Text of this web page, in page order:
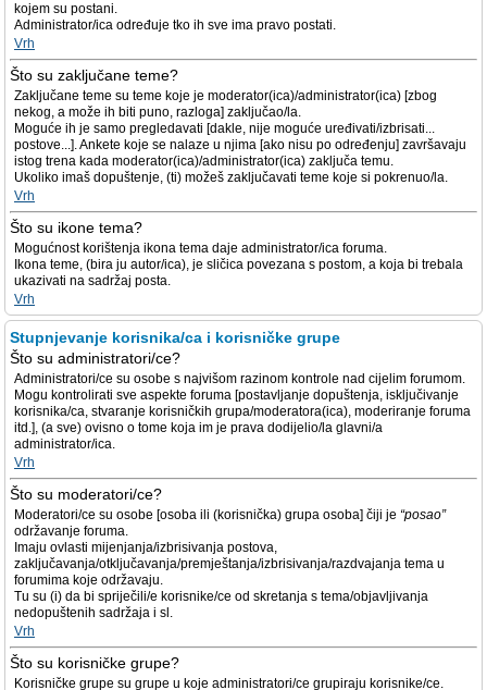
kojem su postani.
Administrator/ica određuje tko ih sve ima pravo postati.
Vrh
Što su zaključane teme?
Zaključane teme su teme koje je moderator(ica)/administrator(ica) [zbog
nekog, a može ih biti puno, razloga] zaključao/la.
Moguće ih je samo pregledavati [dakle, nije moguće uređivati/izbrisati...
postove...]. Ankete koje se nalaze u njima [ako nisu po određenju] završavaju
istog trena kada moderator(ica)/administrator(ica) zaključa temu.
Ukoliko imaš dopuštenje, (ti) možeš zaključavati teme koje si pokrenuo/la.
Vrh
Što su ikone tema?
Mogućnost korištenja ikona tema daje administrator/ica foruma.
Ikona teme, (bira ju autor/ica), je sličica povezana s postom, a koja bi trebala
ukazivati na sadržaj posta.
Vrh
Stupnjevanje korisnika/ca i korisničke grupe
Što su administratori/ce?
Administratori/ce su osobe s najvišom razinom kontrole nad cijelim forumom.
Mogu kontrolirati sve aspekte foruma [postavljanje dopuštenja, isključivanje
korisnika/ca, stvaranje korisničkih grupa/moderatora(ica), moderiranje foruma
itd.], (a sve) ovisno o tome koja im je prava dodijelio/la glavni/a
administrator/ica.
Vrh
Što su moderatori/ce?
Moderatori/ce su osobe [osoba ili (korisnička) grupa osoba] čiji je “posao”
održavanje foruma.
Imaju ovlasti mijenjanja/izbrisivanja postova,
zaključavanja/otključavanja/premještanja/izbrisivanja/razdvajanja tema u
forumima koje održavaju.
Tu su (i) da bi spriječili/e korisnike/ce od skretanja s tema/objavljivanja
nedopuštenih sadržaja i sl.
Vrh
Što su korisničke grupe?
Korisničke grupe su grupe u koje administratori/ce grupiraju korisnike/ce.